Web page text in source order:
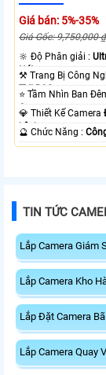
Giá bán: 5%-35%
Giá Gốc: 9,750,000 ₫
🔆 Độ Phân giải :
Nét .
TVI BCS.
Camera .
💎 Thiết Kế Camera
kênh.
️🔮 Chức Năng :
TIN TỨC
Lắp Camera Giám
Lắp Camera Kho
Lắp Đặt Camera
Lắp Camera Quay